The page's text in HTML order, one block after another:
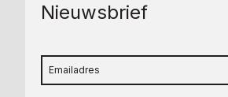
Nieuwsbrief